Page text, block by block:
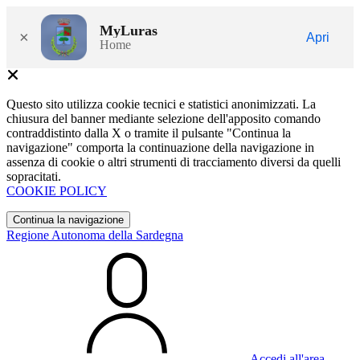
× MyLuras
Home
Apri
Questo sito utilizza cookie tecnici e statistici anonimizzati. La
chiusura del banner mediante selezione dell'apposito comando
contraddistinto dalla X o tramite il pulsante "Continua la
navigazione" comporta la continuazione della navigazione in
assenza di cookie o altri strumenti di tracciamento diversi da quelli
sopracitati.
COOKIE POLICY
Continua la navigazione
Regione Autonoma della Sardegna